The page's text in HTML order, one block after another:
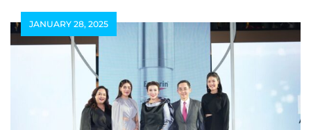
JANUARY 28, 2025